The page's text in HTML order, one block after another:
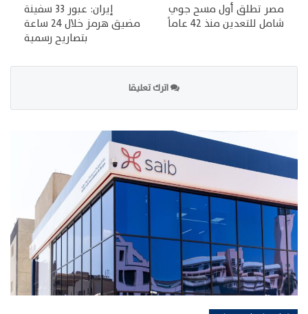
مصر تطلق أول مسح جوي
شامل للتعدين منذ 42 عاماً
إيران: عبور 33 سفينة
مضيق هرمز خلال 24 ساعة
بتصاريح رسمية
اترك تعليقا